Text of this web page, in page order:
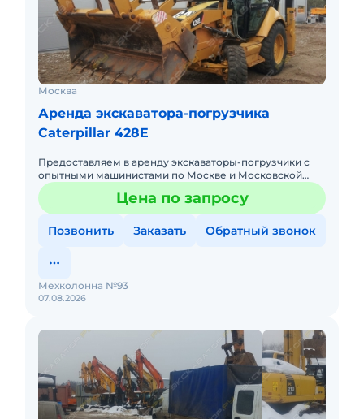
Москва
Аренда экскаватора-погрузчика
Caterpillar 428E
Предоставляем в аренду экскаваторы-погрузчики с
опытными машинистами по Москве и Московской
области. Любой вид аренды. Долгосрочный,
краткосрочный (почасовой, п
Цена по запросу
Позвонить Заказать Обратный звонок
07.08.2026
Мехколонна №93